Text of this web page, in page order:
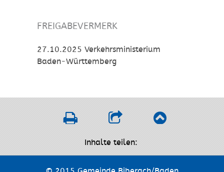
FREIGABEVERMERK
27.10.2025 Verkehrsministerium
Baden-Württemberg
Inhalte teilen: